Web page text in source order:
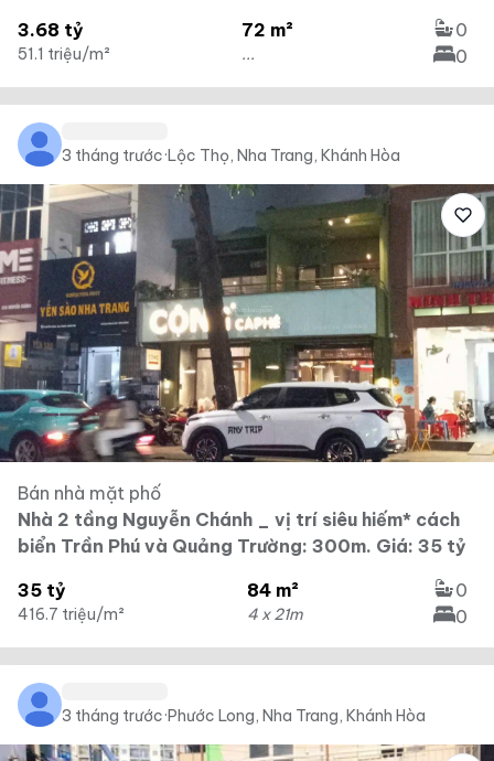
3.68 tỷ
51.1 triệu/m²
72 m²
...
0
0
3 tháng trước·Lộc Thọ, Nha Trang, Khánh Hòa
Bán nhà mặt phố
Nhà 2 tầng Nguyễn Chánh _ vị trí siêu hiếm* cách
biển Trần Phú và Quảng Trường: 300m. Giá: 35 tỷ
35 tỷ
416.7 triệu/m²
84 m²
4 x 21m
0
0
3 tháng trước·Phước Long, Nha Trang, Khánh Hòa